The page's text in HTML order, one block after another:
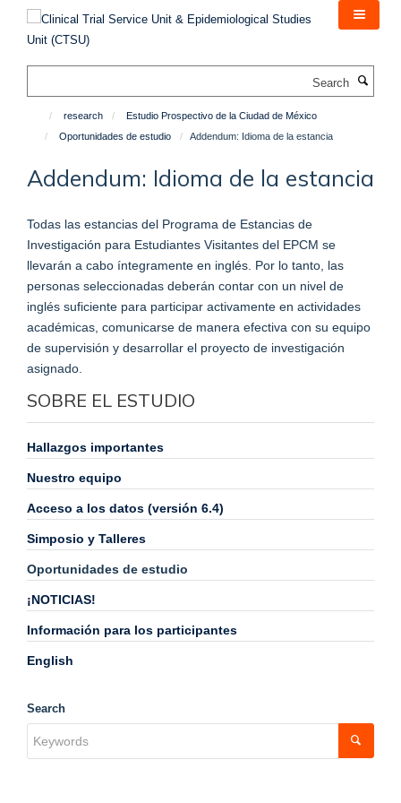
research
Estudio Prospectivo de la Ciudad de México
Oportunidades de estudio
Addendum: Idioma de la estancia
Addendum: Idioma de la estancia
Todas las estancias del Programa de Estancias de
Investigación para Estudiantes Visitantes del EPCM se
llevarán a cabo íntegramente en inglés. Por lo tanto, las
personas seleccionadas deberán contar con un nivel de
inglés suficiente para participar activamente en actividades
académicas, comunicarse de manera efectiva con su equipo
de supervisión y desarrollar el proyecto de investigación
asignado.
SOBRE EL ESTUDIO
Hallazgos importantes
Nuestro equipo
Acceso a los datos (versión 6.4)
Simposio y Talleres
Oportunidades de estudio
¡NOTICIAS!
Información para los participantes
English
Search